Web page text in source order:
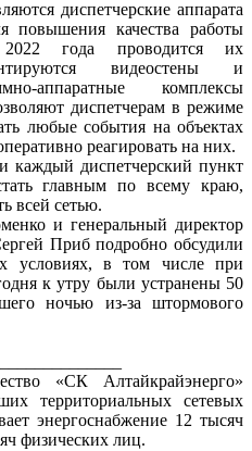
диспетчерские аппарата
повышения качества работы
года проводится их
видеостены и
аппаратные комплексы
диспетчерам в режиме
любые события на объектах
реагировать на них.
каждый диспетчерский пункт
главным по всему краю,
всей сетью.
и генеральный директор
Приб подробно обсудили
условиях, в том числе при
к утру были устранены 50
ночью из-за штормового
«СК Алтайкрайэнерго»
территориальных сетевых
энергоснабжение 12 тысяч
физических лиц.